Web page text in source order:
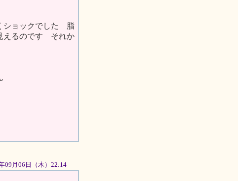
ショックでした 脂
えるのです それか
09月06日（木）22:14